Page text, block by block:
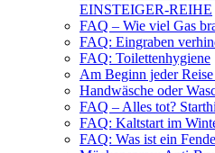
EINSTEIGER-REIHE
FAQ – Wie viel Gas
FAQ: Eingraben
FAQ: Toilettenhygiene
Am Beginn jeder
Handwäsche oder
FAQ – Alles tot?
FAQ: Kaltstart im
FAQ: Was ist ein